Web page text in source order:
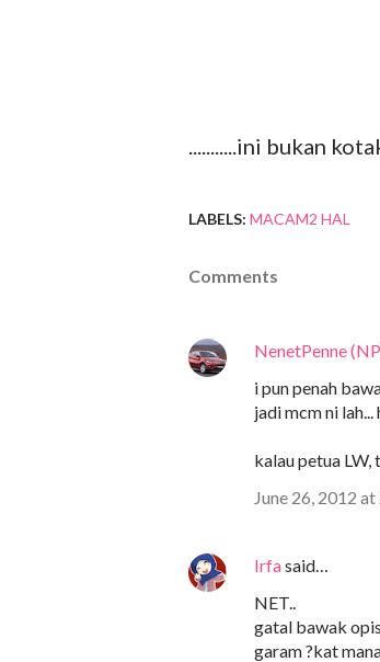
...........ini bukan
LABELS: MACAM2 HAL
Comments
NenetPenne
i pun penah
jadi mcm ni
kalau petua LW,
June 26, 2012
Irfasaid…
NET..
gatal bawak
garam ?kat